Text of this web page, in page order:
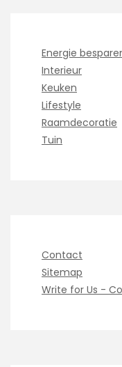
Energie
Interieur
Keuken
Lifestyle
Raamdecoratie
Tuin
Contact
Sitemap
Write for Us -